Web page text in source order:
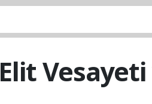
Elit